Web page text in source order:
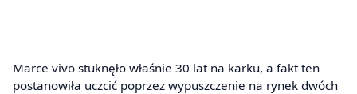
Marce vivo stuknęło właśnie 30 lat na karku, a fakt ten
postanowiła uczcić poprzez wypuszczenie na rynek dwóch